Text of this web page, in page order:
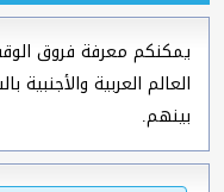
يمكنكم معرفة فروق
العالم العربية والأجنبية
بينهم.